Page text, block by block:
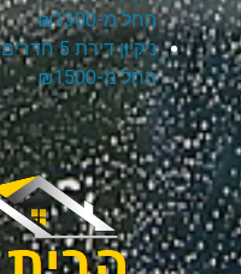
החל מ-₪1300
ניקיון דירת 5 חדרים
החל מ-₪1500